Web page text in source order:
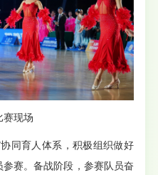
赛现场
同育人体系，积极组织做好
赛。备战阶段，参赛队员奋